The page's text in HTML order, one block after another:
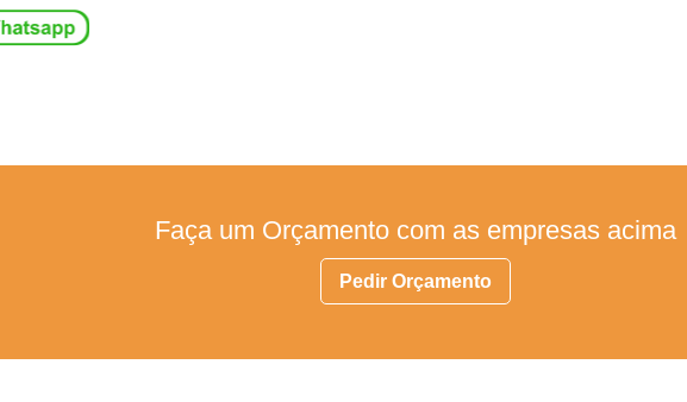
Faça um Orçamento com as empresas acima
Pedir Orçamento